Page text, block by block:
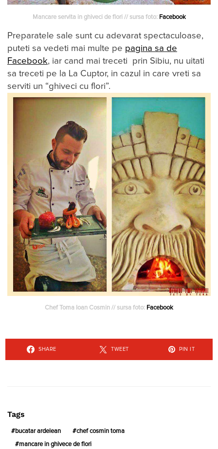
Mancare servita in ghiveci de flori // sursa foto: Facebook
Preparatele sale sunt cu adevarat spectaculoase,
puteti sa vedeti mai multe pe pagina sa de
Facebook, iar cand mai treceti prin Sibiu, nu uitati
sa treceti pe la La Cuptor, in cazul in care vreti sa
serviti un “ghiveci cu flori”.
Chef Toma Ioan Cosmin // sursa foto: Facebook
SHARE TWEET PIN IT
Tags
bucatar ardelean chef cosmin toma
mancare in ghivece de flori